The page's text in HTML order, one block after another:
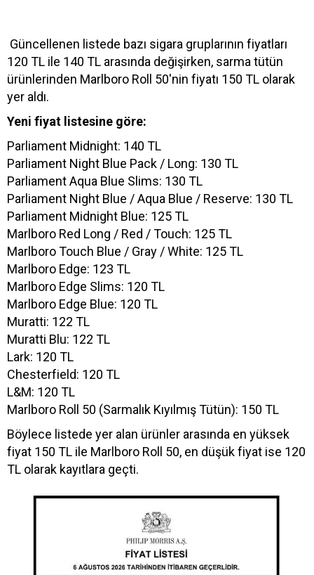
Güncellenen listede bazı sigara gruplarının fiyatları
120 TL ile 140 TL arasında değişirken, sarma tütün
ürünlerinden Marlboro Roll 50'nin fiyatı 150 TL olarak
yer aldı.
Yeni fiyat listesine göre:
Parliament Midnight: 140 TL
Parliament Night Blue Pack / Long: 130 TL
Parliament Aqua Blue Slims: 130 TL
Parliament Night Blue / Aqua Blue / Reserve: 130 TL
Parliament Midnight Blue: 125 TL
Marlboro Red Long / Red / Touch: 125 TL
Marlboro Touch Blue / Gray / White: 125 TL
Marlboro Edge: 123 TL
Marlboro Edge Slims: 120 TL
Marlboro Edge Blue: 120 TL
Muratti: 122 TL
Muratti Blu: 122 TL
Lark: 120 TL
Chesterfield: 120 TL
L&M: 120 TL
Marlboro Roll 50 (Sarmalık Kıyılmış Tütün): 150 TL
Böylece listede yer alan ürünler arasında en yüksek
fiyat 150 TL ile Marlboro Roll 50, en düşük fiyat ise 120
TL olarak kayıtlara geçti.